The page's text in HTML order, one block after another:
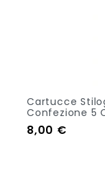
Cartucce
Confezione 5
Prezzo
8,00 €